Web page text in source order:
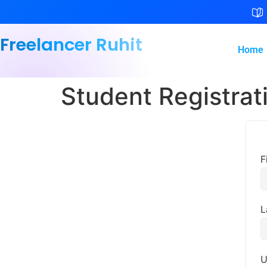
Freelancer Ruhit Home
Student